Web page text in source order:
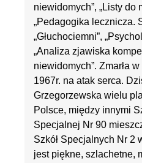
niewidomych”, „Listy do
„Pedagogika lecznicza.
„Głuchociemni”,
„Analiza zjawiska
niewidomych”. Zmarła
1967r. na atak serca.
Grzegorzewska wielu
Polsce, między innymi
Specjalnej Nr 90
Szkół Specjalnych Nr 2
jest piękne, szlachetne,